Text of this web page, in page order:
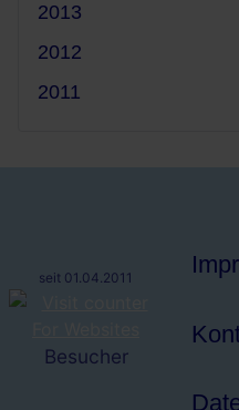
2013
2012
2011
seit 01.04.2011
Besucher